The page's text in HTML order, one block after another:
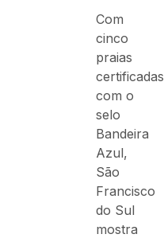
Com
cinco
praias
certificadas
com o
selo
Bandeira
Azul,
São
Francisco
do Sul
mostra